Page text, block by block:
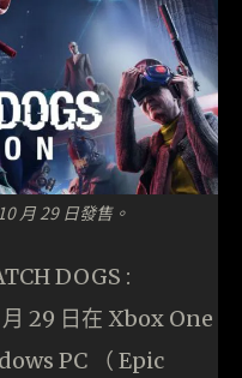
月 29 日發售。
DOGS :
29 日在 Xbox One
PC （ Epic